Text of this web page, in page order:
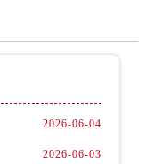
2026-06-04
2026-06-03